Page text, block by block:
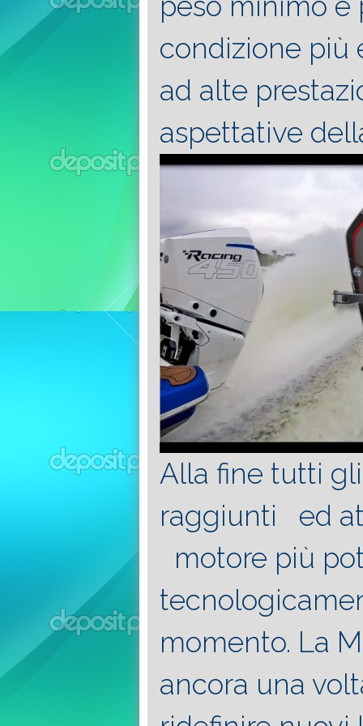
condizione più
ad alte
aspettative
Alla fine tutti
raggiunti ed
motore più
momento. La
ancora una